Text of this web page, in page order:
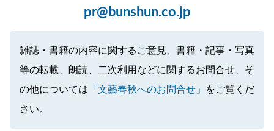
pr@bunshun.co.jp
雑誌・書籍の内容に関するご意見、書籍・記事・写真
等の転載、朗読、二次利用などに関するお問合せ、そ
の他については 「文藝春秋へのお問合せ」
をご覧くだ
さい。